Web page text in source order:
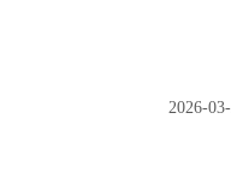
2026-